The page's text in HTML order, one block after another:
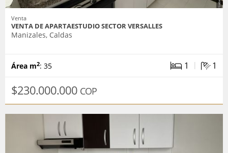
Venta
VENTA DE APARTAESTUDIO SECTOR VERSALLES
Manizales, Caldas
Área m2: 35 1 | 1
$230.000.000 COP